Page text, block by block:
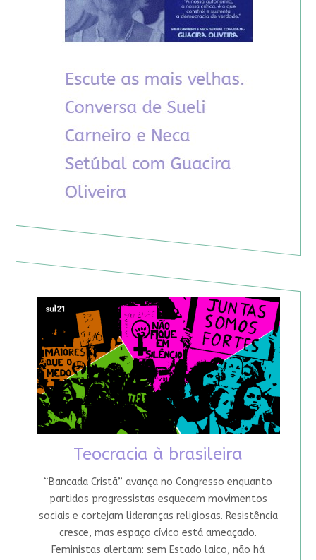
Teocracia à brasileira
“Bancada Cristã” avança no Congresso enquanto
partidos progressistas esquecem movimentos
sociais e cortejam lideranças religiosas. Resistência
cresce, mas espaço cívico está ameaçado.
Feministas alertam: sem Estado laico, não há